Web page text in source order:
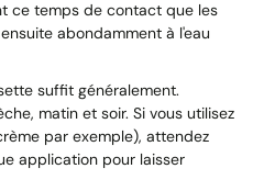
ce temps de contact que les
abondamment à l'eau
suffit généralement.
matin et soir. Si vous utilisez
par exemple), attendez
application pour laisser